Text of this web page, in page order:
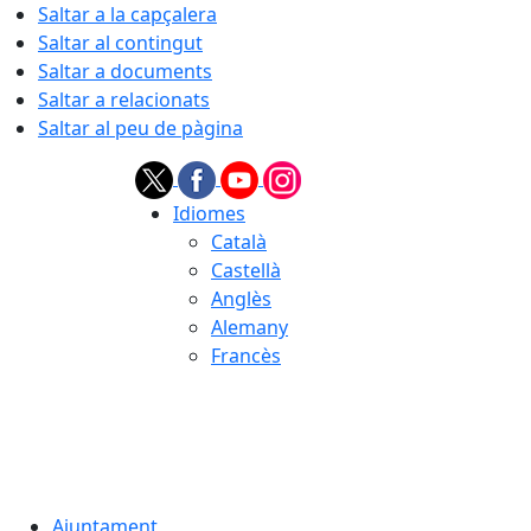
Saltar a la capçalera
Saltar al contingut
Saltar a documents
Saltar a relacionats
Saltar al peu de pàgina
Idiomes
Català
Castellà
Anglès
Alemany
Francès